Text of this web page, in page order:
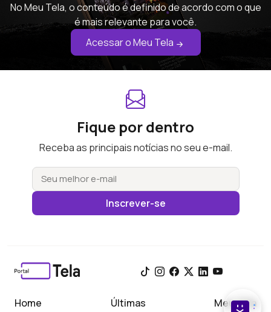
No Meu Tela, o conteúdo é definido de acordo com o que
é mais relevante para você.
Acessar o Meu Tela
Fique por dentro
Receba as principais notícias no seu e-mail.
Inscrever-se
Home Últimas Meu Tela